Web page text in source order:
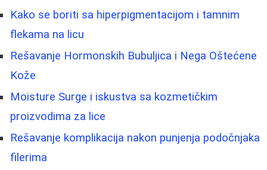
Kako se boriti sa hiperpigmentacijom i tamnim
flekama na licu
Rešavanje Hormonskih Bubuljica i Nega Oštećene
Kože
Moisture Surge i iskustva sa kozmetičkim
proizvodima za lice
Rešavanje komplikacija nakon punjenja podočnjaka
filerima